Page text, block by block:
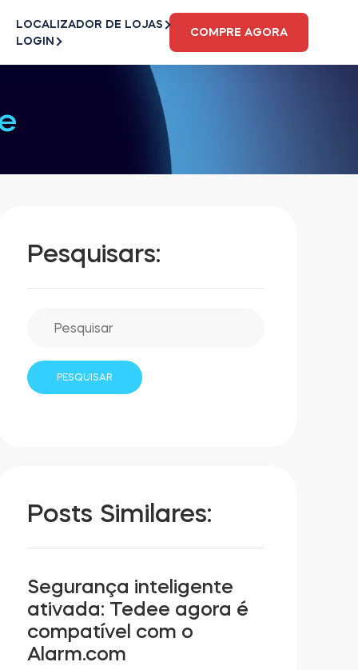
LOCALIZADOR DE LOJAS
LOGIN
COMPRE AGORA
Pesquisars:
Posts Similares:
Segurança inteligente
ativada: Tedee agora é
compatível com o
Alarm.com